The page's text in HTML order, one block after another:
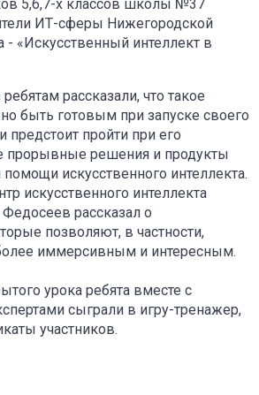
5,6,7-х классов школы №37
ИТ-сферы Нижегородской
- «Искусственный интеллект в
рассказали, что такое
быть готовым при запуске своего
предстоит пройти при его
прорывные решения и продукты
искусственного интеллекта.
искусственного интеллекта
рассказал о
позволяют, в частности,
иммерсивным и интересным.
урока ребята вместе с
сыграли в игру-тренажер,
участников.